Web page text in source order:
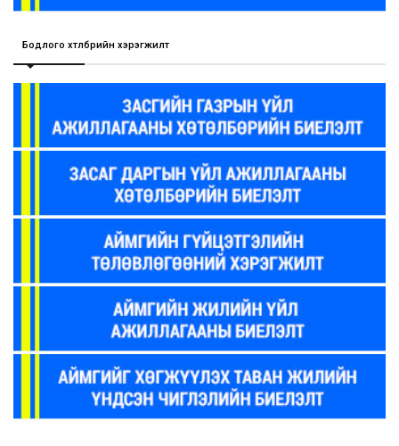
Бодлого хөтөлбөрийн хэрэгжилт